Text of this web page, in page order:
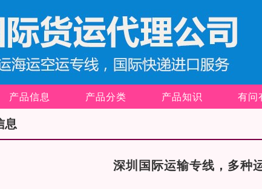
产品信息 产品分类 产品知识 有问
息
深圳国际运输专线，多种